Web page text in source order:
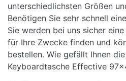
unterschiedlichsten Größen
Benötigen Sie sehr schnell
Sie werden bei uns sicher
für Ihre Zwecke finden und
bestellen. Wie gefällt Ihnen
Keyboardtasche Effective